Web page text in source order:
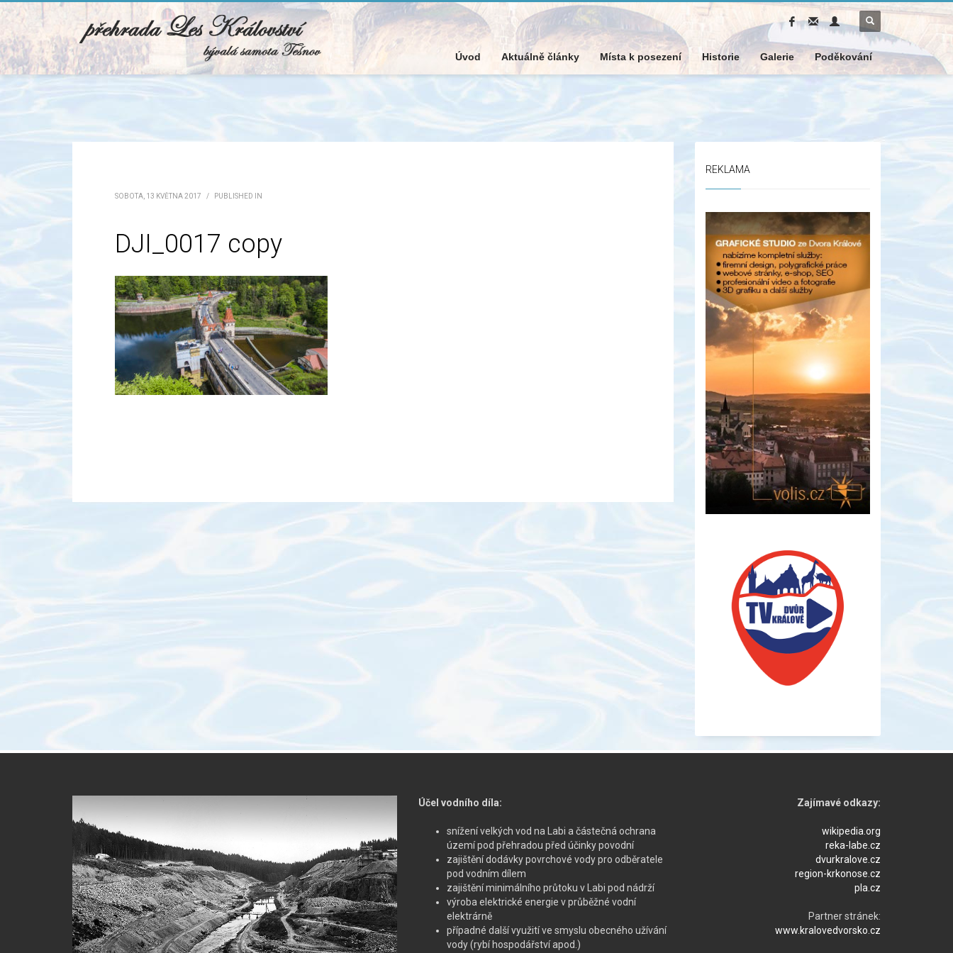
Úvod Aktuálně články Místa k posezení Historie Galerie Poděkování
SOBOTA, 13 KVĚTNA 2017 / PUBLISHED IN
DJI_0017 copy
REKLAMA
Účel vodního díla:
snížení velkých vod na Labi a částečná ochrana
území pod přehradou před účinky povodní
zajištění dodávky povrchové vody pro odběratele
pod vodním dílem
zajištění minimálního průtoku v Labi pod nádrží
výroba elektrické energie v průběžné vodní
elektrárně
případné další využití ve smyslu obecného užívání
vody (rybí hospodářství apod.)
Zajímavé odkazy:
wikipedia.org
reka-labe.cz
dvurkralove.cz
region-krkonose.cz
pla.cz
Partner stránek:
www.kralovedvorsko.cz